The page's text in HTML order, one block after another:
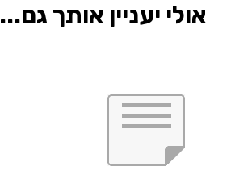
אולי יעניין אותך גם...